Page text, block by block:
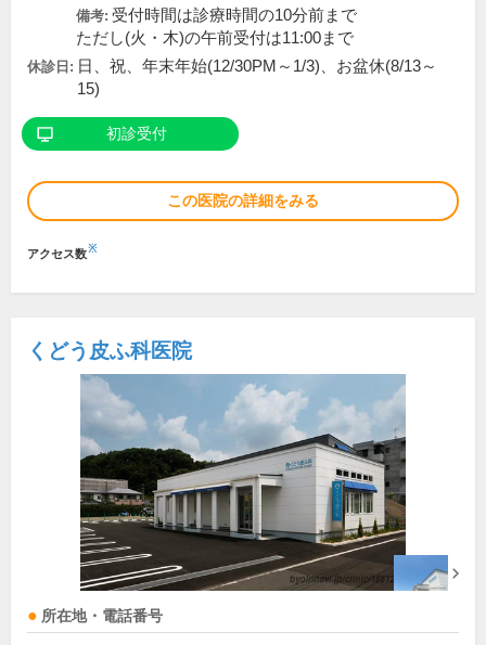
備考: 受付時間は診療時間の10分前まで
ただし(火・木)の午前受付は11:00まで
休診日: 日、祝、年末年始(12/30PM～1/3)、お盆休(8/13～
15)
初診受付
この医院の詳細をみる
アクセス数※
くどう皮ふ科医院
所在地・電話番号